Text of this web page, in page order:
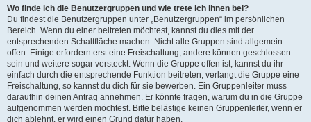
Wo finde ich die Benutzergruppen und wie trete ich ihnen bei?
Du findest die Benutzergruppen unter „Benutzergruppen“ im persönlichen
Bereich. Wenn du einer beitreten möchtest, kannst du dies mit der
entsprechenden Schaltfläche machen. Nicht alle Gruppen sind allgemein
offen. Einige erfordern erst eine Freischaltung, andere können geschlossen
sein und weitere sogar versteckt. Wenn die Gruppe offen ist, kannst du ihr
einfach durch die entsprechende Funktion beitreten; verlangt die Gruppe eine
Freischaltung, so kannst du dich für sie bewerben. Ein Gruppenleiter muss
daraufhin deinen Antrag annehmen. Er könnte fragen, warum du in die Gruppe
aufgenommen werden möchtest. Bitte belästige keinen Gruppenleiter, wenn er
dich ablehnt, er wird einen Grund dafür haben.